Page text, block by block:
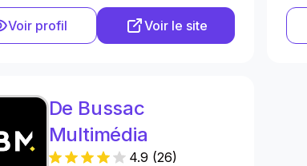
Voir profil Voir le site
De Bussac
Multimédia
4.9 (26)